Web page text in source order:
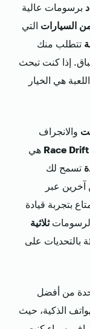
برسومات عالية
السيارات التي
تتطلب منك
إذا كنت تبحث
هي الخيار
والانجراف
Race هي
تسمح لك
عبر
بتجربة قيادة
ثلاثية
بالتحديات على
من أفضل
الذكية، حيث